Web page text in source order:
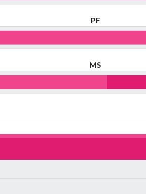
PF
MS